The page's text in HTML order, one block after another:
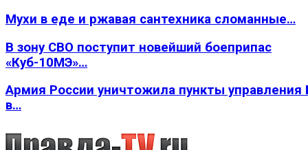
Мухи в еде и ржавая сантехника сломанные…
В зону СВО поступит новейший боеприпас
«Куб-10МЭ»…
Армия России уничтожила пункты
в…